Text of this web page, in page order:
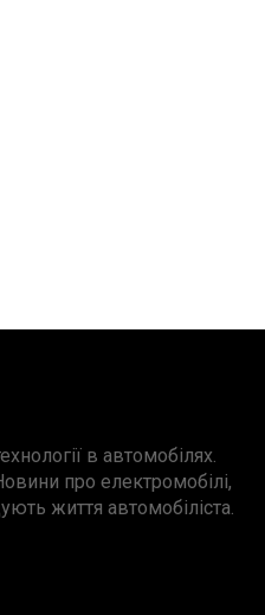
в автомобілях.
про електромобілі,
життя автомобіліста.